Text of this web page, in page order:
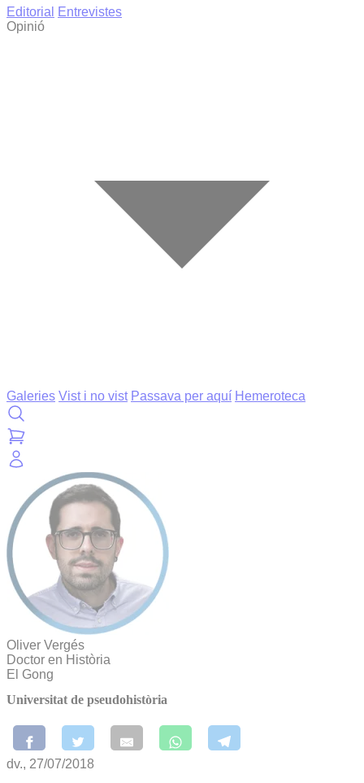
Editorial
Entrevistes
Opinió
Galeries Vist i no vist Passava per aquí Hemeroteca
Oliver Vergés
Doctor en Història
El Gong
Universitat de pseudohistòria
dv., 27/07/2018